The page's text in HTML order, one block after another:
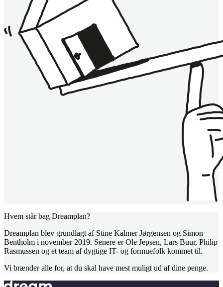
Hvem står bag Dreamplan?
Dreamplan blev grundlagt af Stine Kalmer Jørgensen og Simon
Bentholm i november 2019. Senere er Ole Jepsen, Lars Buur, Philip
Rasmussen og et team af dygtige IT- og formuefolk kommet til.
Vi brænder alle for, at du skal have mest muligt ud af dine penge.